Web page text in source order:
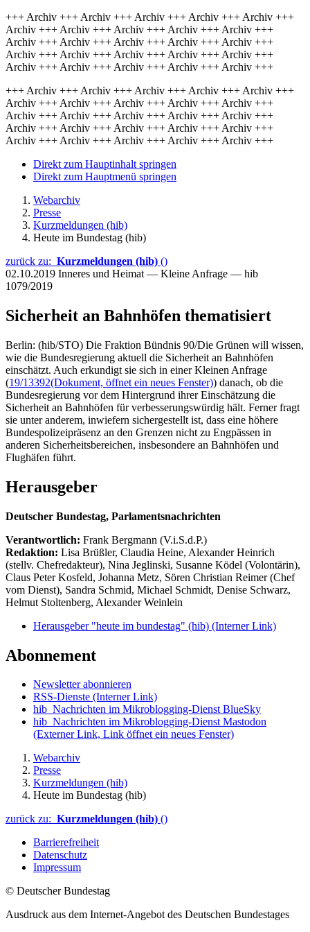
+++ Archiv +++ Archiv +++ Archiv +++ Archiv +++ Archiv +++
Archiv +++ Archiv +++ Archiv +++ Archiv +++ Archiv +++
Archiv +++ Archiv +++ Archiv +++ Archiv +++ Archiv +++
Archiv +++ Archiv +++ Archiv +++ Archiv +++ Archiv +++
Archiv +++ Archiv +++ Archiv +++ Archiv +++ Archiv +++
+++ Archiv +++ Archiv +++ Archiv +++ Archiv +++ Archiv +++
Archiv +++ Archiv +++ Archiv +++ Archiv +++ Archiv +++
Archiv +++ Archiv +++ Archiv +++ Archiv +++ Archiv +++
Archiv +++ Archiv +++ Archiv +++ Archiv +++ Archiv +++
Archiv +++ Archiv +++ Archiv +++ Archiv +++ Archiv +++
Direkt zum Hauptinhalt springen
Direkt zum Hauptmenü springen
Webarchiv
Presse
Kurzmeldungen (hib)
Heute im Bundestag (hib)
zurück zu: Kurzmeldungen (hib) ()
02.10.2019 Inneres und Heimat — Kleine Anfrage — hib
1079/2019
Sicherheit an Bahnhöfen thematisiert
Berlin: (hib/STO) Die Fraktion Bündnis 90/Die Grünen will wissen,
wie die Bundesregierung aktuell die Sicherheit an Bahnhöfen
einschätzt. Auch erkundigt sie sich in einer Kleinen Anfrage
(19/13392(Dokument, öffnet ein neues Fenster)) danach, ob die
Bundesregierung vor dem Hintergrund ihrer Einschätzung die
Sicherheit an Bahnhöfen für verbesserungswürdig hält. Ferner fragt
sie unter anderem, inwiefern sichergestellt ist, dass eine höhere
Bundespolizeipräsenz an den Grenzen nicht zu Engpässen in
anderen Sicherheitsbereichen, insbesondere an Bahnhöfen und
Flughäfen führt.
Herausgeber
Deutscher Bundestag, Parlamentsnachrichten
Verantwortlich: Frank Bergmann (V.i.S.d.P.)
Redaktion: Lisa Brüßler, Claudia Heine, Alexander Heinrich
(stellv. Chefredakteur), Nina Jeglinski, Susanne Ködel (Volontärin),
Claus Peter Kosfeld, Johanna Metz, Sören Christian Reimer (Chef
vom Dienst), Sandra Schmid, Michael Schmidt, Denise Schwarz,
Helmut Stoltenberg, Alexander Weinlein
Herausgeber "heute im bundestag" (hib) (Interner Link)
Abonnement
Newsletter abonnieren
RSS-Dienste (Interner Link)
hib_Nachrichten im Mikroblogging-Dienst BlueSky
hib_Nachrichten im Mikroblogging-Dienst Mastodon
(Externer Link, Link öffnet ein neues Fenster)
Webarchiv
Presse
Kurzmeldungen (hib)
Heute im Bundestag (hib)
zurück zu: Kurzmeldungen (hib) ()
Barrierefreiheit
Datenschutz
Impressum
© Deutscher Bundestag
Ausdruck aus dem Internet-Angebot des Deutschen Bundestages